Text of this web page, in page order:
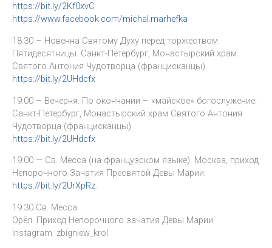
https://bit.ly/2Kf0xvC
https://www.facebook.com/michal.marhefka
18:30 – Новенна Святому Духу перед торжеством
Пятидесятницы. Санкт-Петербург, Монастырский храм
Святого Антония Чудотворца (францисканцы).
https://bit.ly/2UHdcfx
19:00 – Вечерня. По окончании – «майское» богослужение.
Санкт-Петербург, Монастырский храм Святого Антония
Чудотворца (францисканцы).
https://bit.ly/2UHdcfx
19:00 — Св. Месса (на французском языке). Москва, приход
Непорочного Зачатия Пресвятой Девы Марии.
https://bit.ly/2UrXpRz.
19.30 Св. Месса
Орёл. Приход Непорочного зачатия Девы Марии
Instagram: zbigniew_krol